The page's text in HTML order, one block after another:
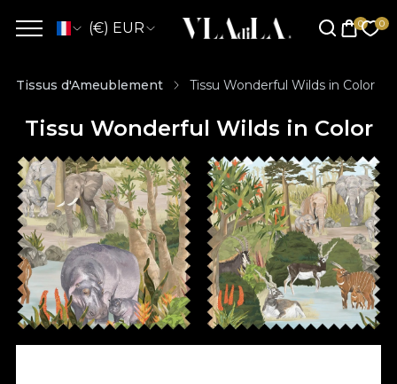
(€) EUR
Tissus d'Ameublement Tissu Wonderful Wilds in Color
Tissu Wonderful Wilds in Color